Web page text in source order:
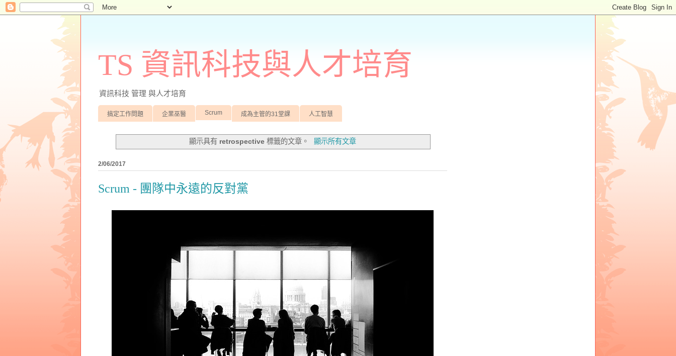
TS 資訊科技與人才培育
資訊科技 管理 與人才培育
搞定工作問題 企業巫醫 Scrum 成為主管的31堂課 人工智慧
顯示具有 retrospective 標籤的文章。 顯示所有文章
2/06/2017
Scrum - 團隊中永遠的反對黨